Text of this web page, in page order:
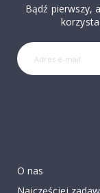
Bądź pierwszy,
O nas